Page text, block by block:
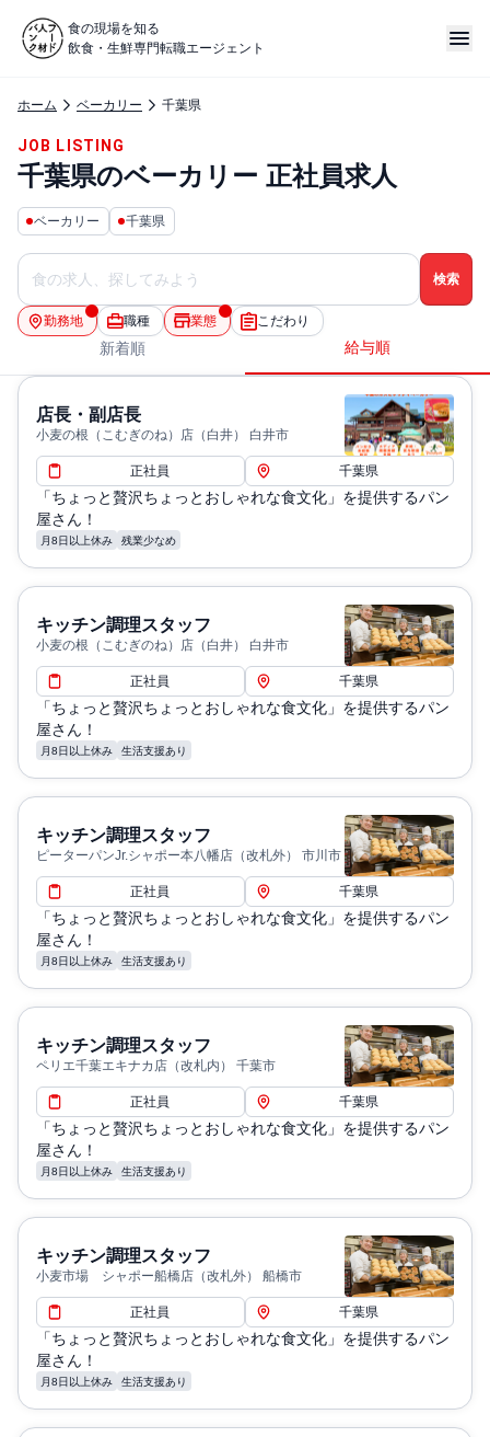
食の現場を知る
飲食・生鮮専門転職エージェント
ホーム ベーカリー 千葉県
JOB LISTING
千葉県のベーカリー 正社員求人
ベーカリー 千葉県
勤務地 職種 業態 こだわり
新着順 給与順
店長・副店長
小麦の根（こむぎのね）店（白井） 白井市
正社員 千葉県
「ちょっと贅沢ちょっとおしゃれな食文化」を提供するパン
屋さん！
月8日以上休み 残業少なめ
キッチン調理スタッフ
小麦の根（こむぎのね）店（白井） 白井市
正社員 千葉県
「ちょっと贅沢ちょっとおしゃれな食文化」を提供するパン
屋さん！
月8日以上休み 生活支援あり
キッチン調理スタッフ
ピーターパンJr.シャポー本八幡店（改札外） 市川市
正社員 千葉県
「ちょっと贅沢ちょっとおしゃれな食文化」を提供するパン
屋さん！
月8日以上休み 生活支援あり
キッチン調理スタッフ
ペリエ千葉エキナカ店（改札内） 千葉市
正社員 千葉県
「ちょっと贅沢ちょっとおしゃれな食文化」を提供するパン
屋さん！
月8日以上休み 生活支援あり
キッチン調理スタッフ
小麦市場 シャポー船橋店（改札外） 船橋市
正社員 千葉県
「ちょっと贅沢ちょっとおしゃれな食文化」を提供するパン
屋さん！
月8日以上休み 生活支援あり